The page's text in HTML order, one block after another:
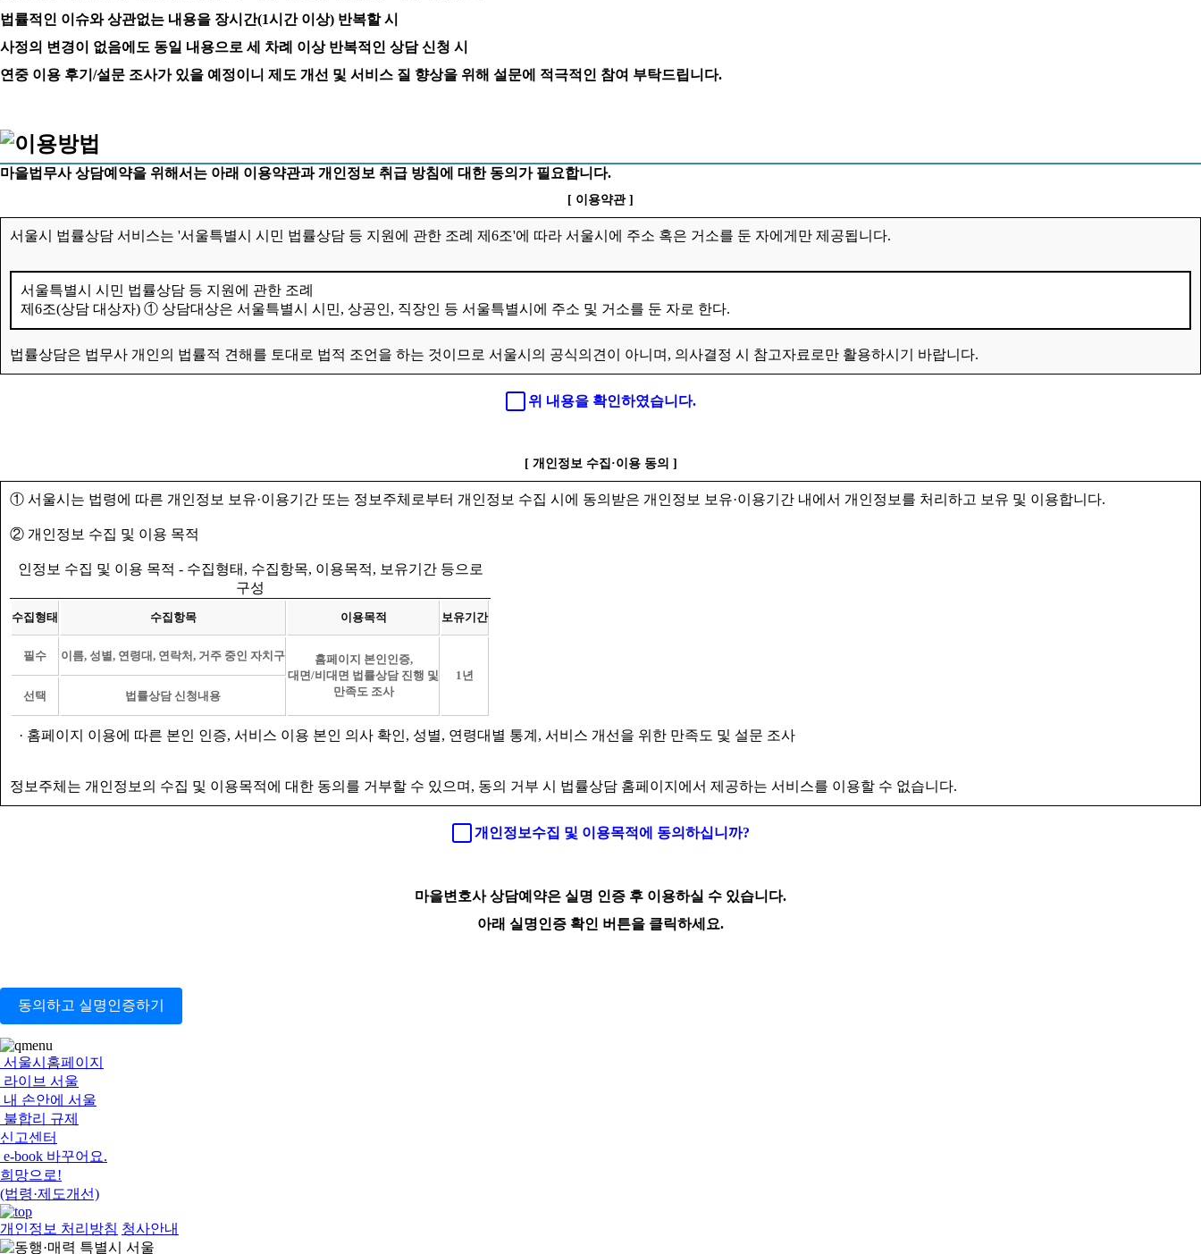
법률적인 이슈와 상관없는 내용을 장시간(1시간 이상) 반복할 시
사정의 변경이 없음에도 동일 내용으로 세 차례 이상 반복적인 상담 신청 시
연중 이용 후기/설문 조사가 있을 예정이니 제도 개선 및 서비스 질 향상을 위해 설문에 적극적인 참여 부탁드립니다.
마을법무사 상담예약을 위해서는 아래 이용약관과 개인정보 취급 방침에 대한 동의가 필요합니다.
[ 이용약관 ]
서울시 법률상담 서비스는 '서울특별시 시민 법률상담 등 지원에 관한 조례 제6조'에 따라 서울시에 주소 혹은 거소를 둔 자에게만 제공됩니다.
서울특별시 시민 법률상담 등 지원에 관한 조례
제6조(상담 대상자) ① 상담대상은 서울특별시 시민, 상공인, 직장인 등 서울특별시에 주소 및 거소를 둔 자로 한다.
법률상담은 법무사 개인의 법률적 견해를 토대로 법적 조언을 하는 것이므로 서울시의 공식의견이 아니며, 의사결정 시 참고자료로만 활용하시기 바랍니다.
위 내용을 확인하였습니다.
[ 개인정보 수집·이용 동의 ]
① 서울시는 법령에 따른 개인정보 보유·이용기간 또는 정보주체로부터 개인정보 수집 시에 동의받은 개인정보 보유·이용기간 내에서 개인정보를 처리하고 보유 및 이용합니다.
② 개인정보 수집 및 이용 목적
인정보 수집 및 이용 목적 - 수집형태, 수집항목, 이용목적, 보유기간 등으로
구성
수집형태 수집항목 이용목적 보유기간
필수 이름, 성별, 연령대, 연락처, 거주 중인 자치구
홈페이지 본인인증,
대면/비대면 법률상담 진행 및
만족도 조사
1년
선택
법률상담 신청내용
· 홈페이지 이용에 따른 본인 인증, 서비스 이용 본인 의사 확인, 성별, 연령대별 통계, 서비스 개선을 위한 만족도 및 설문 조사
정보주체는 개인정보의 수집 및 이용목적에 대한 동의를 거부할 수 있으며, 동의 거부 시 법률상담 홈페이지에서 제공하는 서비스를 이용할 수 없습니다.
개인정보수집 및 이용목적에 동의하십니까?
마을변호사 상담예약은 실명 인증 후 이용하실 수 있습니다.
아래 실명인증 확인 버튼을 클릭하세요.
동의하고 실명인증하기
서울시홈페이지
라이브 서울
내 손안에 서울
불합리 규제
신고센터
e-book 바꾸어요.
희망으로!
(법령·제도개선)
개인정보 처리방침 청사안내